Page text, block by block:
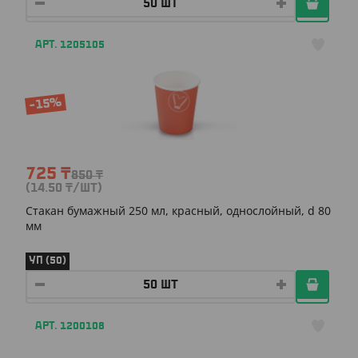
АРТ. 1205105
-15%
725 ₸850₸
(14.50 ₸/ШТ)
Cтакан бумажный 250 мл, красный, однослойный, d 80
мм
УП (50)
АРТ. 1200108